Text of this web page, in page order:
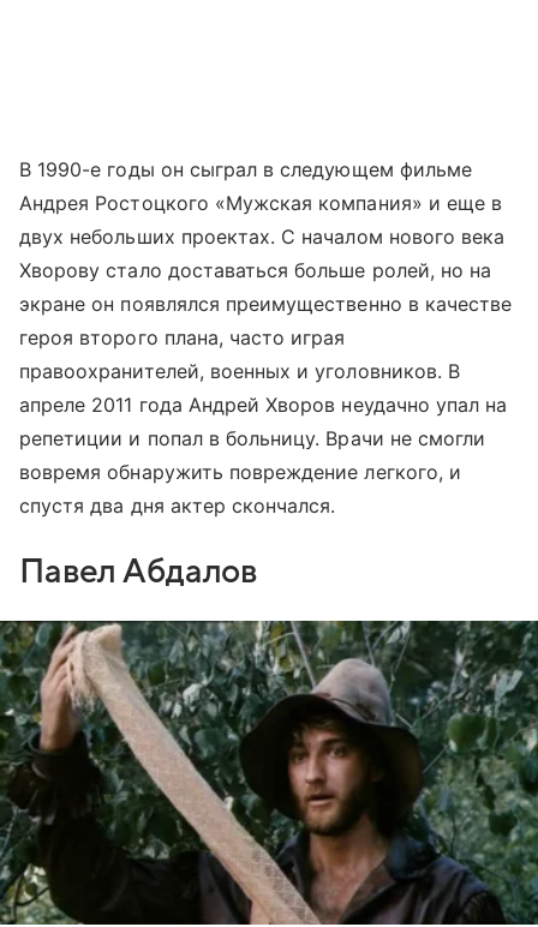
В 1990-е годы он сыграл в следующем фильме
Андрея Ростоцкого «Мужская компания» и еще в
двух небольших проектах. С началом нового века
Хворову стало доставаться больше ролей, но на
экране он появлялся преимущественно в качестве
героя второго плана, часто играя
правоохранителей, военных и уголовников. В
апреле 2011 года Андрей Хворов неудачно упал на
репетиции и попал в больницу. Врачи не смогли
вовремя обнаружить повреждение легкого, и
спустя два дня актер скончался.
Павел Абдалов